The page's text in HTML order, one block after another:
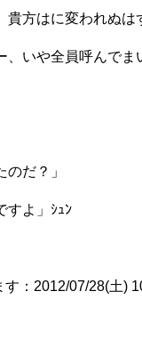
方はに変われぬは
いや全員呼んでま
だ？」
よ」ｼｭﾝ
：2012/07/28(土)